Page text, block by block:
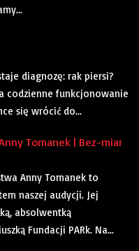
diagnozę: rak piersi?
codzienne funkcjonowanie
się wrócić do...
Tomanek | Bez-miar
Anny Tomanek to
naszej audycji. Jej
absolwentką
Fundacji PARk. Na...